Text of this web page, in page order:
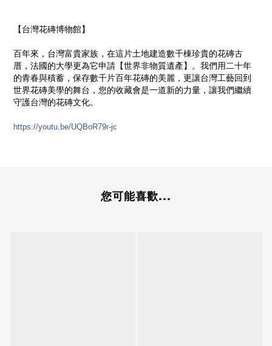
【台灣花磚博物館】
百年來，台灣富貴家族，在這片土地建造數千棟珍貴的花磚古
厝，法國的大學更為它申請【世界非物質遺產】。我們用二十年
的青春與積蓄，保存數千片百年花磚的美麗，更讓台灣工藝回到
世界花磚美學的舞台，您的收藏會是一道新的力量，讓我們繼續
守護台灣的花磚文化。
https://youtu.be/UQBoR79r-jc
您可能喜歡...